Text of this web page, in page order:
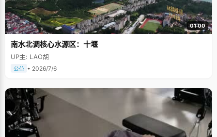
01:00
南水北调核心水源区：十堰
UP主: LAO胡
公益 • 2026/7/6